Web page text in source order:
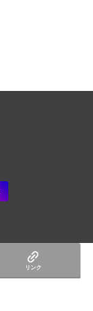
リンク